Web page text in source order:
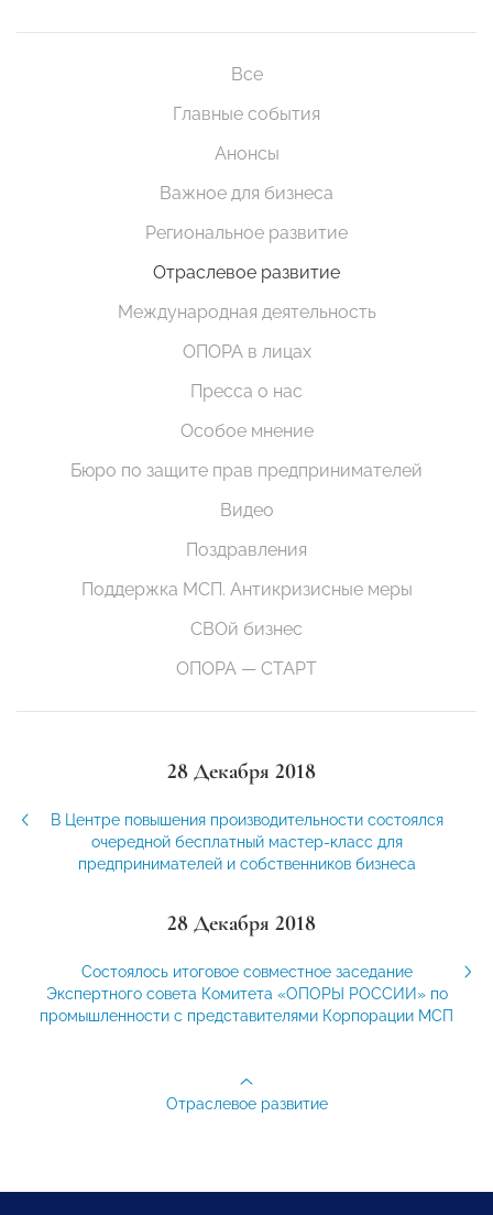
Все
Главные события
Анонсы
Важное для бизнеса
Региональное развитие
Отраслевое развитие
Международная деятельность
ОПОРА в лицах
Пресса о нас
Особое мнение
Бюро по защите прав предпринимателей
Видео
Поздравления
Поддержка МСП. Антикризисные меры
СВОй бизнес
ОПОРА — СТАРТ
28 Декабря 2018
В Центре повышения производительности состоялся
очередной бесплатный мастер-класс для
предпринимателей и собственников бизнеса
28 Декабря 2018
Состоялось итоговое совместное заседание
Экспертного совета Комитета «ОПОРЫ РОССИИ» по
промышленности с представителями Корпорации МСП
Отраслевое развитие